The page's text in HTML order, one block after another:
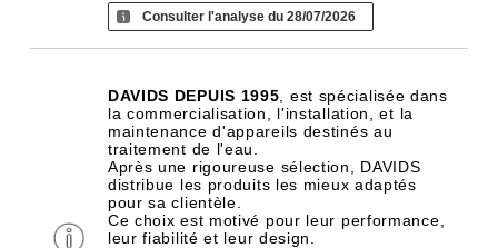
Consulter l'analyse du 28/07/2026
DAVIDS DEPUIS 1995 , est spécialisée dans
la commercialisation, l'installation, et la
maintenance d'appareils destinés au
traitement de l'eau.
Après une rigoureuse sélection, DAVIDS
distribue les produits les mieux adaptés
pour sa clientèle.
Ce choix est motivé pour leur performance,
leur fiabilité et leur design.